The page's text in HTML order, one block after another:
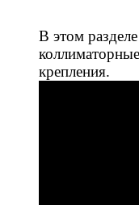
В этом
крепления.